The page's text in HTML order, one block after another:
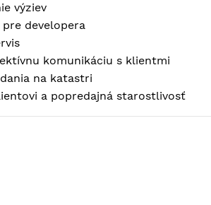
výziev
developera
komunikáciu s klientmi
na katastri
a popredajná starostlivosť